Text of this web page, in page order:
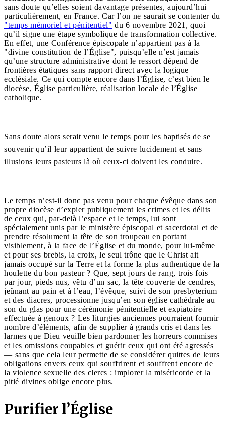
sans doute qu’elles soient davantage présentes, aujourd’hui
particulièrement, en France. Car l’on ne saurait se contenter du
"temps mémoriel et pénitentiel" du 6 novembre 2021, quoi
qu’il signe une étape symbolique de transformation collective.
En effet, une Conférence épiscopale n’appartient pas à la
"divine constitution de l’Église", puisqu’elle n’est jamais
qu’une structure administrative dont le ressort dépend de
frontières étatiques sans rapport direct avec la logique
ecclésiale. Ce qui compte encore dans l’Église, c’est bien le
diocèse, Église particulière, réalisation locale de l’Église
catholique.
Sans doute alors serait venu le temps pour les baptisés de se
souvenir qu’il leur appartient de suivre lucidement et sans
illusions leurs pasteurs là où ceux-ci doivent les conduire.
Le temps n’est-il donc pas venu pour chaque évêque dans son
propre diocèse d’expier publiquement les crimes et les délits
de ceux qui, par-delà l’espace et le temps, lui sont
spécialement unis par le ministère épiscopal et sacerdotal et de
prendre résolument la tête de son troupeau en portant
visiblement, à la face de l’Église et du monde, pour lui-même
et pour ses brebis, la croix, le seul trône que le Christ ait
jamais occupé sur la Terre et la forme la plus authentique de la
houlette du bon pasteur ? Que, sept jours de rang, trois fois
par jour, pieds nus, vêtu d’un sac, la tête couverte de cendres,
jeûnant au pain et à l’eau, l’évêque, suivi de son presbyterium
et des diacres, processionne jusqu’en son église cathédrale au
son du glas pour une cérémonie pénitentielle et expiatoire
effectuée à genoux ? Les liturgies anciennes pourraient fournir
nombre d’éléments, afin de supplier à grands cris et dans les
larmes que Dieu veuille bien pardonner les horreurs commises
et les omissions coupables et guérir ceux qui ont été agressés
— sans que cela leur permette de se considérer quittes de leurs
obligations envers ceux qui souffrirent et souffrent encore de
la violence sexuelle des clercs : implorer la miséricorde et la
pitié divines oblige encore plus.
Purifier l’Église